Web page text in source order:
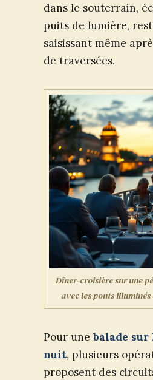
dans le souterrain,
puits de lumière,
saisissant même
de traversées.
Dîner-croisière sur une
avec les ponts
Pour unebalade sur
nuit, plusieurs
proposent des